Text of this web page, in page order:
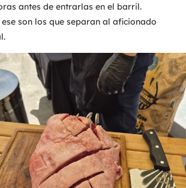
antes de entrarlas en el barril.
son los que separan al aficionado